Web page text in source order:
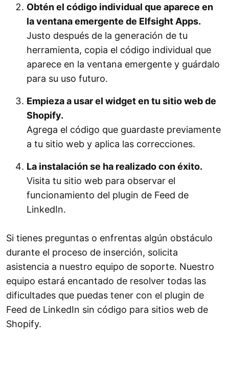
Obtén el código individual que aparece en
la ventana emergente de Elfsight Apps.
Justo después de la generación de tu
herramienta, copia el código individual que
aparece en la ventana emergente y guárdalo
para su uso futuro.
Empieza a usar el widget en tu sitio web de
Shopify.
Agrega el código que guardaste previamente
a tu sitio web y aplica las correcciones.
La instalación se ha realizado con éxito.
Visita tu sitio web para observar el
funcionamiento del plugin de Feed de
LinkedIn.
Si tienes preguntas o enfrentas algún obstáculo
durante el proceso de inserción, solicita
asistencia a nuestro equipo de soporte. Nuestro
equipo estará encantado de resolver todas las
dificultades que puedas tener con el plugin de
Feed de LinkedIn sin código para sitios web de
Shopify.